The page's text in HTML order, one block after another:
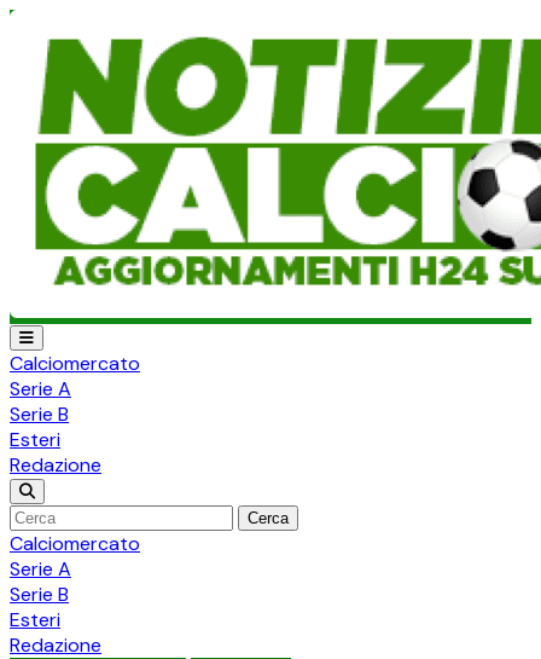
Calciomercato
Serie A
Serie B
Esteri
Redazione
Cerca
Calciomercato
Serie A
Serie B
Esteri
Redazione